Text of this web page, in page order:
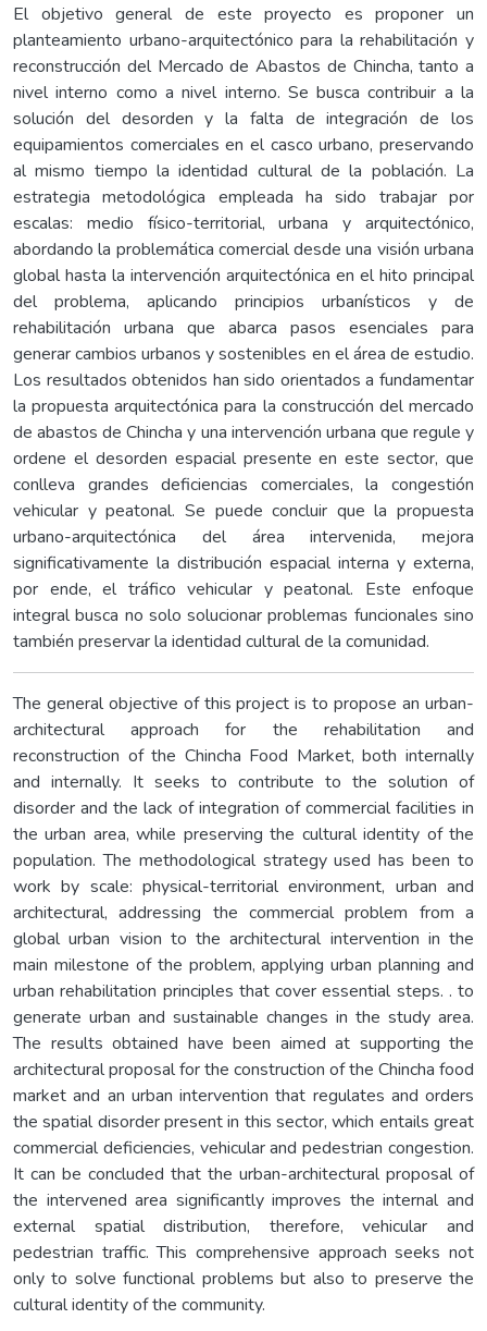
El objetivo general de este proyecto es proponer un
planteamiento urbano-arquitectónico para la rehabilitación y
reconstrucción del Mercado de Abastos de Chincha, tanto a
nivel interno como a nivel interno. Se busca contribuir a la
solución del desorden y la falta de integración de los
equipamientos comerciales en el casco urbano, preservando
al mismo tiempo la identidad cultural de la población. La
estrategia metodológica empleada ha sido trabajar por
escalas: medio físico-territorial, urbana y arquitectónico,
abordando la problemática comercial desde una visión urbana
global hasta la intervención arquitectónica en el hito principal
del problema, aplicando principios urbanísticos y de
rehabilitación urbana que abarca pasos esenciales para
generar cambios urbanos y sostenibles en el área de estudio.
Los resultados obtenidos han sido orientados a fundamentar
la propuesta arquitectónica para la construcción del mercado
de abastos de Chincha y una intervención urbana que regule y
ordene el desorden espacial presente en este sector, que
conlleva grandes deficiencias comerciales, la congestión
vehicular y peatonal. Se puede concluir que la propuesta
urbano-arquitectónica del área intervenida, mejora
significativamente la distribución espacial interna y externa,
por ende, el tráfico vehicular y peatonal. Este enfoque
integral busca no solo solucionar problemas funcionales sino
también preservar la identidad cultural de la comunidad.
The general objective of this project is to propose an urban-
architectural approach for the rehabilitation and
reconstruction of the Chincha Food Market, both internally
and internally. It seeks to contribute to the solution of
disorder and the lack of integration of commercial facilities in
the urban area, while preserving the cultural identity of the
population. The methodological strategy used has been to
work by scale: physical-territorial environment, urban and
architectural, addressing the commercial problem from a
global urban vision to the architectural intervention in the
main milestone of the problem, applying urban planning and
urban rehabilitation principles that cover essential steps. . to
generate urban and sustainable changes in the study area.
The results obtained have been aimed at supporting the
architectural proposal for the construction of the Chincha food
market and an urban intervention that regulates and orders
the spatial disorder present in this sector, which entails great
commercial deficiencies, vehicular and pedestrian congestion.
It can be concluded that the urban-architectural proposal of
the intervened area significantly improves the internal and
external spatial distribution, therefore, vehicular and
pedestrian traffic. This comprehensive approach seeks not
only to solve functional problems but also to preserve the
cultural identity of the community.